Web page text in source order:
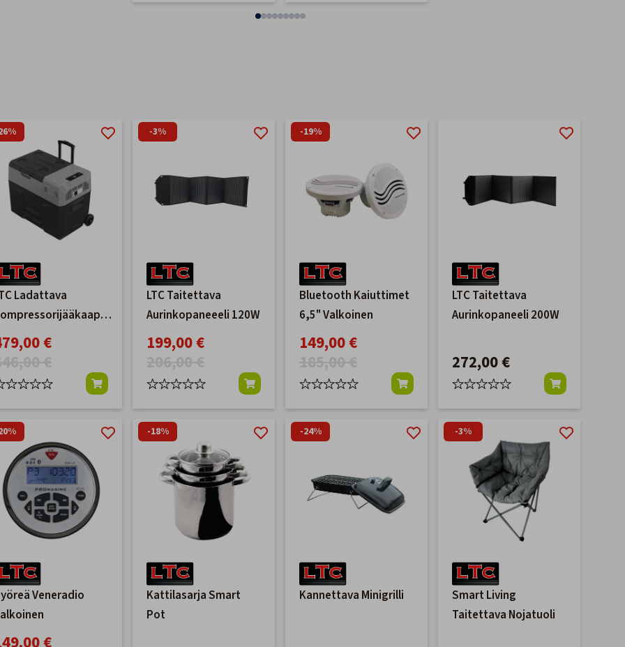
Ladattava
30L
€
-3%
LTC Taitettava
Aurinkopaneeeli 120W
199,00 €
-19%
Bluetooth Kaiuttimet
6,5" Valkoinen
149,00 €
LTC Taitettava
Aurinkopaneeli 200W
272,00 €
Veneradio
-18%
Kattilasarja Smart
Pot
-24%
Kannettava Minigrilli
-3%
Smart Living
Taitettava Nojatuoli